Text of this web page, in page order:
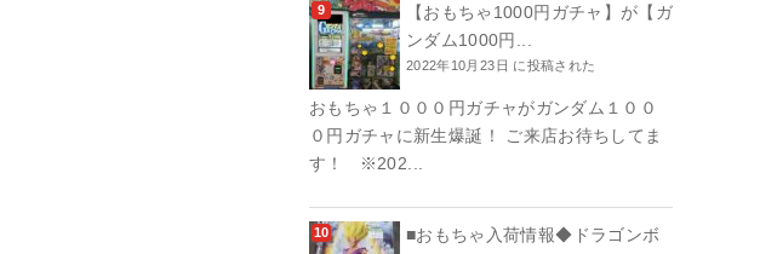
【おもちゃ1000円ガチャ】が【ガ
ンダム1000円...
2022年10月23日 に投稿された
おもちゃ１０００円ガチャがガンダム１００
０円ガチャに新生爆誕！ ご来店お待ちしてま
す！ ※202...
■おもちゃ入荷情報◆ドラゴンボ